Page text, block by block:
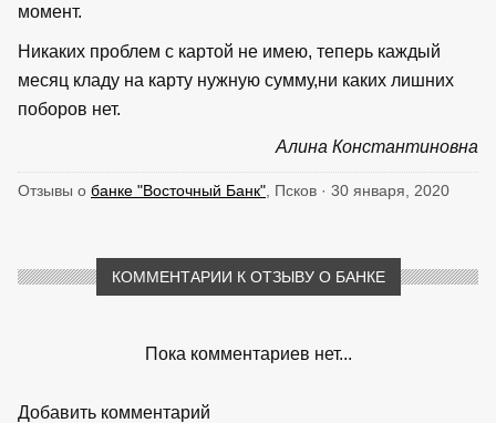
момент.
Никаких проблем с картой не имею, теперь каждый
месяц кладу на карту нужную сумму,ни каких лишних
поборов нет.
Алина Константиновна
Отзывы о банке "Восточный Банк" , Псков · 30 января, 2020
КОММЕНТАРИИ К ОТЗЫВУ О БАНКЕ
Пока комментариев нет...
Добавить комментарий